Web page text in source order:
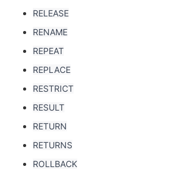
RELEASE
RENAME
REPEAT
REPLACE
RESTRICT
RESULT
RETURN
RETURNS
ROLLBACK